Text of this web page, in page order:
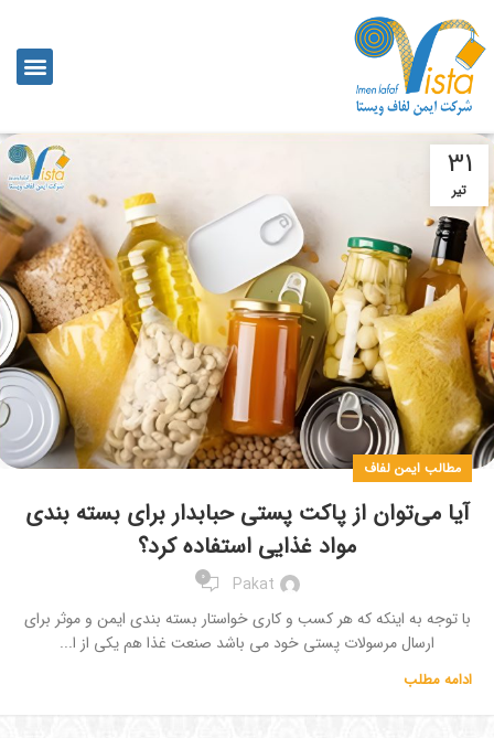
31
تیر
مطالب ایمن لفاف
آیا می‌توان از پاکت پستی حبابدار برای بسته بندی
مواد غذایی استفاده کرد؟
Pakat
0
با توجه به اینکه که هر کسب و کاری خواستار بسته بندی ایمن و موثر برای
ارسال مرسولات پستی خود می باشد صنعت غذا هم یکی از ا...
ادامه مطلب